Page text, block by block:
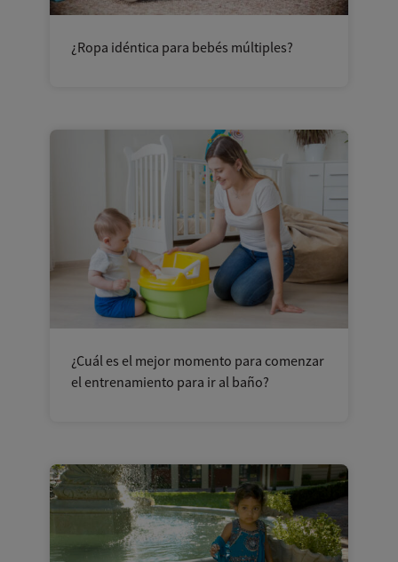
¿Ropa idéntica para bebés múltiples?
¿Cuál es el mejor momento para comenzar
el entrenamiento para ir al baño?